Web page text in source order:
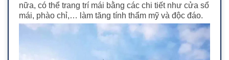
nữa, có thể trang trí mái bằng các chi tiết như cửa sổ
mái, phào chỉ,… làm tăng tính thẩm mỹ và độc đáo.